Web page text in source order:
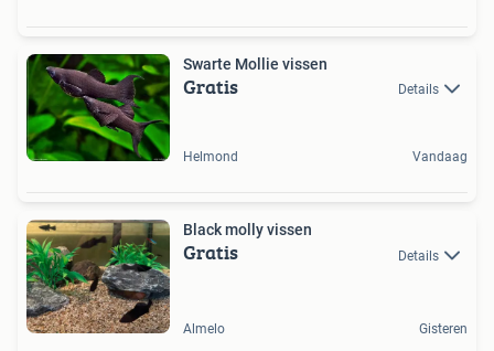
Swarte Mollie vissen
Gratis Details
Helmond Vandaag
Black molly vissen
Gratis Details
Almelo Gisteren